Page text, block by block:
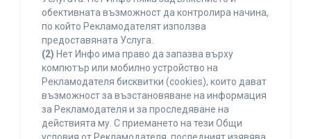
обективната възможност да контролира начина,
по който Рекламодателят използва
предоставяната Услуга.
(2) Нет Инфо има право да запазва върху
компютър или мобилно устройство на
Рекламодателя бисквитки (cookies), които дават
възможност за възстановяване на информация
за Рекламодателя и за проследяване на
действията му. С приемането на тези Общи